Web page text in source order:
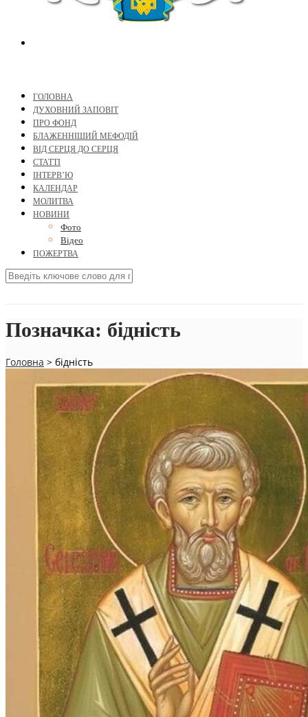
ГОЛОВНА
ДУХОВНИЙ ЗАПОВІТ
ПРО ФОНД
БЛАЖЕННІШИЙ МЕФОДІЙ
ВІД СЕРЦЯ ДО СЕРЦЯ
СТАТТІ
ІНТЕРВ’Ю
КАЛЕНДАР
МОЛИТВА
НОВИНИ
Фото
Відео
ПОЖЕРТВА
Позначка: бідність
Головна > бідність